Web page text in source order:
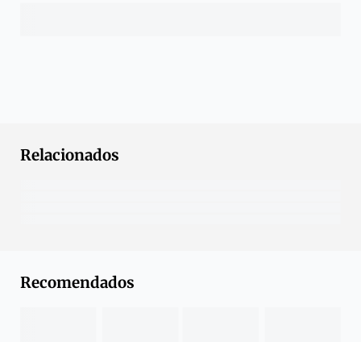
Relacionados
Recomendados